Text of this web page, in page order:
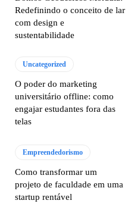
Redefinindo o conceito de lar
com design e
sustentabilidade
Uncategorized
O poder do marketing
universitário offline: como
engajar estudantes fora das
telas
Empreendedorismo
Como transformar um
projeto de faculdade em uma
startup rentável